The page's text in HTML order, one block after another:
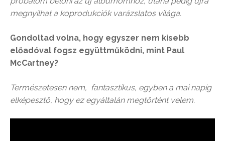
megnyílhat a koprodukciók varázslatos világa.
Gondoltad volna, hogy egyszer nem kisebb
előadóval fogsz együttműködni, mint Paul
McCartney?
Természetesen nem, fantasztikus, egyben a mai napig
elképesztő, hogy ez egyáltalán megtörtént velem.